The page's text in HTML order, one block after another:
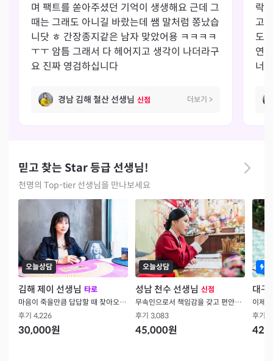
며 팩트를 쏟아주셨던 기억이 생생해요 근데 그
때는 그래도 아니길 바랐는데 쌤 말처럼 쫑났습
니닷 ㅎ 간장종지같은 남자 맞았어용 ㅋㅋㅋㅋ
ㅜㅜ 암틈 그래서 다 헤어지고 생각이 나더라구
요 진짜 영검하십니다
경남 김해 철산 선생님 신점 더보기 >
락
고
도
연
너
믿고 찾는 Star 등급 선생님!
천명의 Top-tier 선생님을 만나보세요
오늘상담
김해 제이 선생님 타로
마음이 죽을만큼 답답할 때 찾아오세요
후기 4,226
30,000원
오늘상담
성남 천수 선생님 신점
무속인으로서 책임감을 갖고 편안함을 드립니다
후기 3,083
45,000원
대구
이제
후기